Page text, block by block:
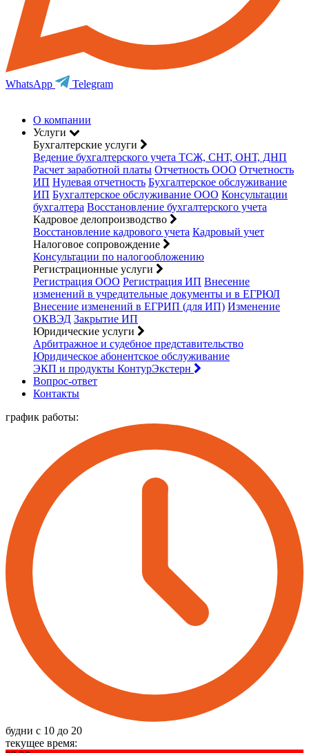
WhatsApp Telegram
О компании
Услуги
Бухгалтерские услуги
Ведение бухгалтерского учета ТСЖ, СНТ, ОНТ, ДНП
Расчет заработной платы Отчетность ООО Отчетность
ИП Нулевая отчетность Бухгалтерское обслуживание
ИП Бухгалтерское обслуживание ООО Консультации
бухгалтера Восстановление бухгалтерского учета
Кадровое делопроизводство
Восстановление кадрового учета Кадровый учет
Налоговое сопровождение
Консультации по налогообложению
Регистрационные услуги
Регистрация ООО Регистрация ИП Внесение
изменений в учредительные документы и в ЕГРЮЛ
Внесение изменений в ЕГРИП (для ИП) Изменение
ОКВЭД Закрытие ИП
Юридические услуги
Арбитражное и судебное представительство
Юридическое абонентское обслуживание
ЭКП и продукты КонтурЭкстерн
Вопрос-ответ
Контакты
график работы:
будни с 10 до 20
текущее время: